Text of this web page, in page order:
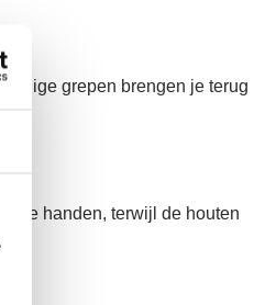
grepen brengen je terug
je handen, terwijl de houten